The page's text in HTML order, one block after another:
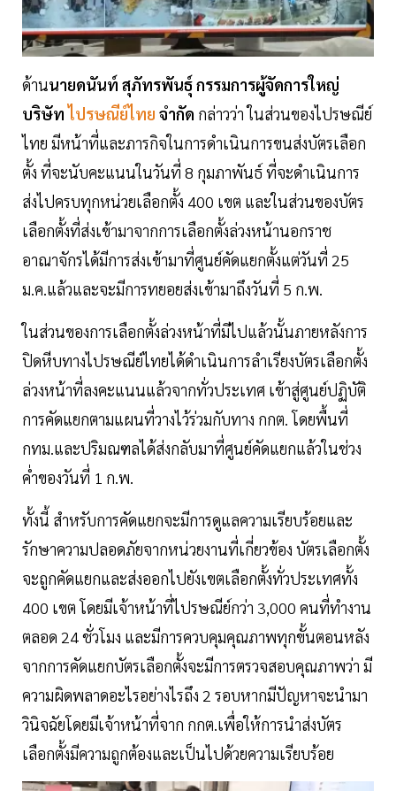
ด้านนายดนันท์ สุภัทรพันธุ์ กรรมการผู้จัดการใหญ่
บริษัทไปรษณีย์ไทย จำกัด กล่าวว่า ในส่วนของไปรษณีย์
ไทย มีหน้าที่และภารกิจในการดำเนินการขนส่งบัตรเลือก
ตั้ง ที่จะนับคะแนนในวันที่ 8 กุมภาพันธ์ ที่จะดำเนินการ
ส่งไปครบทุกหน่วยเลือกตั้ง 400 เขต และในส่วนของบัตร
เลือกตั้งที่ส่งเข้ามาจากการเลือกตั้งล่วงหน้านอกราช
อาณาจักรได้มีการส่งเข้ามาที่ศูนย์คัดแยกตั้งแต่วันที่ 25
ม.ค.แล้วและจะมีการทยอยส่งเข้ามาถึงวันที่ 5 ก.พ.
ในส่วนของการเลือกตั้งล่วงหน้าที่มีไปแล้วนั้นภายหลังการ
ปิดหีบทางไปรษณีย์ไทยได้ดำเนินการลำเรียงบัตรเลือกตั้ง
ล่วงหน้าที่ลงคะแนนแล้วจากทั่วประเทศ เข้าสู่ศูนย์ปฏิบัติ
การคัดแยกตามแผนที่วางไว้ร่วมกับทาง กกต. โดยพื้นที่
กทม.และปริมณฑลได้ส่งกลับมาที่ศูนย์คัดแยกแล้วในช่วง
ค่ำของวันที่ 1 ก.พ.
ทั้งนี้ สำหรับการคัดแยกจะมีการดูแลความเรียบร้อยและ
รักษาความปลอดภัยจากหน่วยงานที่เกี่ยวข้อง บัตรเลือกตั้ง
จะถูกคัดแยกและส่งออกไปยังเขตเลือกตั้งทั่วประเทศทั้ง
400 เขต โดยมีเจ้าหน้าที่ไปรษณีย์กว่า 3,000 คนที่ทำงาน
ตลอด 24 ชั่วโมง และมีการควบคุมคุณภาพทุกขั้นตอนหลัง
จากการคัดแยกบัตรเลือกตั้งจะมีการตรวจสอบคุณภาพว่า มี
ความผิดพลาดอะไรอย่างไรถึง 2 รอบหากมีปัญหาจะนำมา
วินิจฉัยโดยมีเจ้าหน้าที่จาก กกต.เพื่อให้การนำส่งบัตร
เลือกตั้งมีความถูกต้องและเป็นไปด้วยความเรียบร้อย